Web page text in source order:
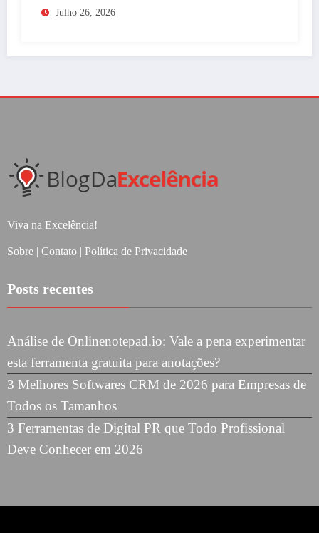
Julho 26, 2026
Viva na Excelência!
Sobre | Contato | Política de Privacidade
Posts recentes
Análise de Onlinenotepad.io: Vale a pena experimentar
esta ferramenta gratuita para anotações?
3 Melhores Softwares CRM de 2026 para Empresas de
Todos os Tamanhos
3 Ferramentas de Digital PR que Todo Profissional
Deve Conhecer em 2026